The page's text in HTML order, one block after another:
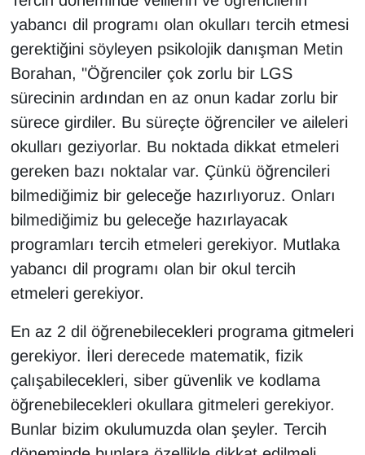
yabancı dil programı olan okulları tercih etmesi
gerektiğini söyleyen psikolojik danışman Metin
Borahan, "Öğrenciler çok zorlu bir LGS
sürecinin ardından en az onun kadar zorlu bir
sürece girdiler. Bu süreçte öğrenciler ve aileleri
okulları geziyorlar. Bu noktada dikkat etmeleri
gereken bazı noktalar var. Çünkü öğrencileri
bilmediğimiz bir geleceğe hazırlıyoruz. Onları
bilmediğimiz bu geleceğe hazırlayacak
programları tercih etmeleri gerekiyor. Mutlaka
yabancı dil programı olan bir okul tercih
etmeleri gerekiyor.
En az 2 dil öğrenebilecekleri programa gitmeleri
gerekiyor. İleri derecede matematik, fizik
çalışabilecekleri, siber güvenlik ve kodlama
öğrenebilecekleri okullara gitmeleri gerekiyor.
Bunlar bizim okulumuzda olan şeyler. Tercih